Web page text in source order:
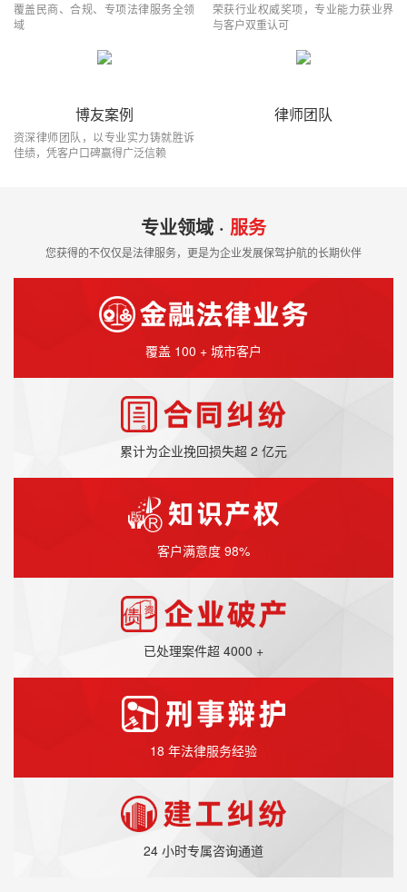
覆盖民商、合规、专项法律服务全领
域
荣获行业权威奖项，专业能力获业界
与客户双重认可
博友案例
资深律师团队，以专业实力铸就胜诉
佳绩，凭客户口碑赢得广泛信赖
律师团队
专业领域 · 服务
您获得的不仅仅是法律服务，更是为企业发展保驾护航的长期伙伴
覆盖 100 + 城市客户
累计为企业挽回损失超 2 亿元
客户满意度 98%
已处理案件超 4000 +
18 年法律服务经验
24 小时专属咨询通道